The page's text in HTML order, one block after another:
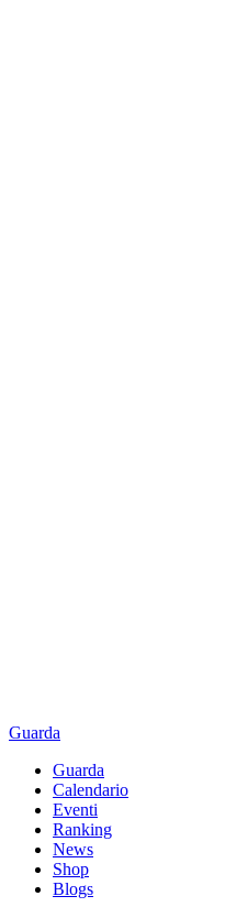
Guarda
Guarda
Calendario
Eventi
Ranking
News
Shop
Blogs